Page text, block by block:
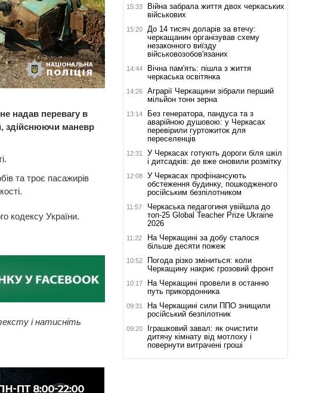
надав перевагу в
здійснюючи маневр
та троє пасажирів
кодексу України.
і натисніть
15:33
Війна забрала життя двох черкаських
військових
15:20
До 14 тисяч доларів за втечу:
черкащанин організував схему
незаконного виїзду
військовозобов'язаних
14:44
Вічна пам'ять: пішла з життя
черкаська освітянка
14:26
Аграрії Черкащини зібрали перший
мільйон тонн зерна
13:14
Без генератора, пандуса та з
аварійною душовою: у Черкасах
перевірили гуртожиток для
переселенців
12:31
У Черкасах готують дороги біля шкіл
і дитсадків: де вже оновили розмітку
12:08
У Черкасах профінансують
обстеження будинку, пошкодженого
російським безпілотником
11:57
Черкаська педагогиня увійшла до
топ-25 Global Teacher Prize Ukraine
2026
11:22
На Черкащині за добу сталося
більше десяти пожеж
10:52
Погода різко зміниться: коли
Черкащину накриє грозовий фронт
10:17
На Черкащині провели в останню
путь прикордонника
09:31
На Черкащині сили ППО знищили
російський безпілотник
09:20
Іграшковий завал: як очистити
дитячу кімнату від мотлоху і
повернути витрачені гроші